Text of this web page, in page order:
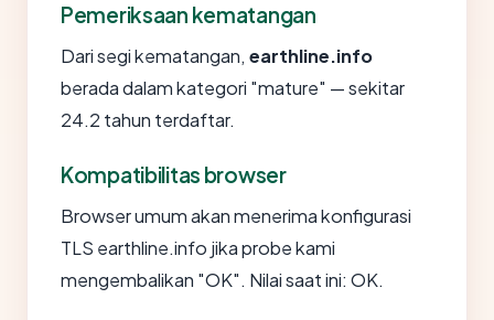
Pemeriksaan kematangan
Dari segi kematangan, earthline.info
berada dalam kategori "mature" — sekitar
24.2 tahun terdaftar.
Kompatibilitas browser
Browser umum akan menerima konfigurasi
TLS earthline.info jika probe kami
mengembalikan "OK". Nilai saat ini: OK.